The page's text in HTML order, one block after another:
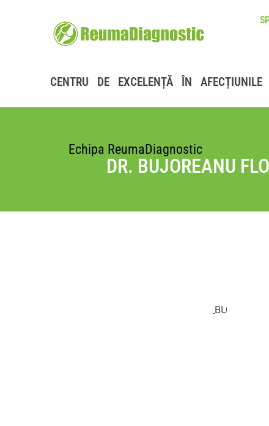
CENTRU DE EXCELENȚĂ ÎN AFECȚIUNILE
Echipa ReumaDiagnostic
DR. BUJOREANU